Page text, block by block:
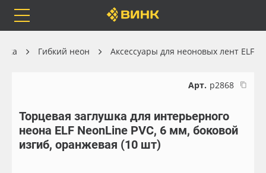
Каталог
Orafol
Весь каталог
Рулонные материалы
Гибкий неон Аксессуары для неоновых лент ELF
Арт. р2868
Торцевая заглушка для интерьерного
неона ELF NeonLine PVC, 6 мм, боковой
изгиб, оранжевая (10 шт)